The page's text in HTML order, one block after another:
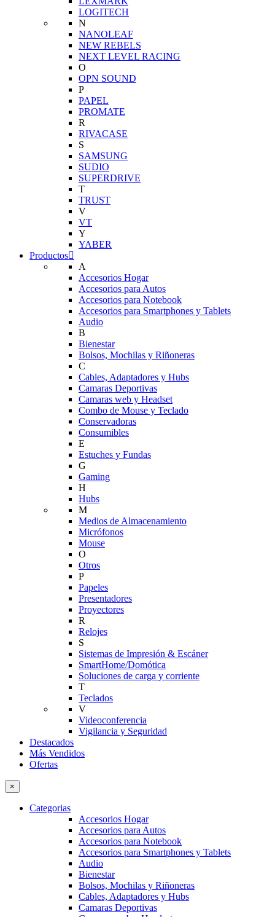
LOGITECH
N
NANOLEAF
NEW REBELS
NEXT LEVEL RACING
O
OPN SOUND
P
PAPEL
PROMATE
R
RIVACASE
S
SAMSUNG
SUDIO
SUPERDRIVE
T
TRUST
V
VT
Y
YABER
Productos
A
Accesorios Hogar
Accesorios para Autos
Accesorios para Notebook
Accesorios para Smartphones y Tablets
Audio
B
Bienestar
Bolsos, Mochilas y Riñoneras
C
Cables, Adaptadores y Hubs
Camaras Deportivas
Camaras web y Headset
Combo de Mouse y Teclado
Conservadoras
Consumibles
E
Estuches y Fundas
G
Gaming
H
Hubs
M
Medios de Almacenamiento
Micrófonos
Mouse
O
Otros
P
Papeles
Presentadores
Proyectores
R
Relojes
S
Sistemas de Impresión & Escáner
SmartHome/Domótica
Soluciones de carga y corriente
T
Teclados
V
Videoconferencia
Vigilancia y Seguridad
Destacados
Más Vendidos
Ofertas
×
Categorias
Accesorios Hogar
Accesorios para Autos
Accesorios para Notebook
Accesorios para Smartphones y Tablets
Audio
Bienestar
Bolsos, Mochilas y Riñoneras
Cables, Adaptadores y Hubs
Camaras Deportivas